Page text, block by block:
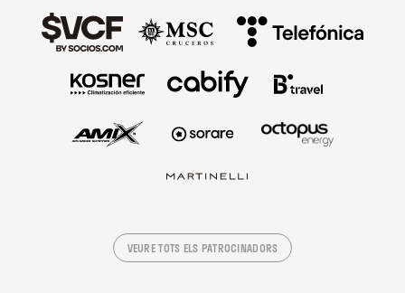
VEURE TOTS ELS PATROCINADORS